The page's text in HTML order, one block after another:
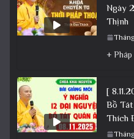
Ngày
Thịnh
[
Bồ
Thích